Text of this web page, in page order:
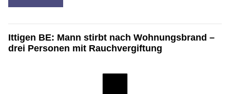
Ittigen BE: Mann stirbt nach Wohnungsbrand –
drei Personen mit Rauchvergiftung